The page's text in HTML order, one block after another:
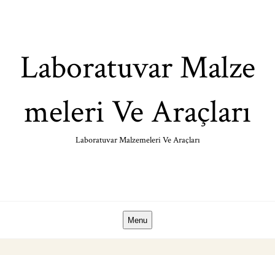
Laboratuvar Malze
meleri Ve Araçları
Laboratuvar Malzemeleri Ve Araçları
Menu